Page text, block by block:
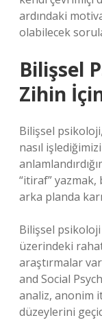
ardındaki
olabilecek
Bilişsel
Zihin
Bilişsel
nasıl
“itiraf”
arka planda
Bilişsel
üzerindeki
araştırmalar
and Social
analiz, anonim
düzeylerini